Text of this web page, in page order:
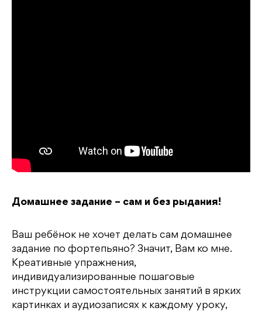
Домашнее задание – сам и без рыдания!
Ваш ребёнок не хочет делать сам домашнее
задание по фортепьяно? Значит, Вам ко мне.
Креативные упражнения,
индивидуализированные пошаговые
инструкции самостоятельных занятий в ярких
картинках и аудиозаписях к каждому уроку,